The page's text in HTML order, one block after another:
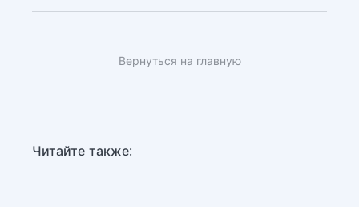
Вернуться на главную
Читайте также: